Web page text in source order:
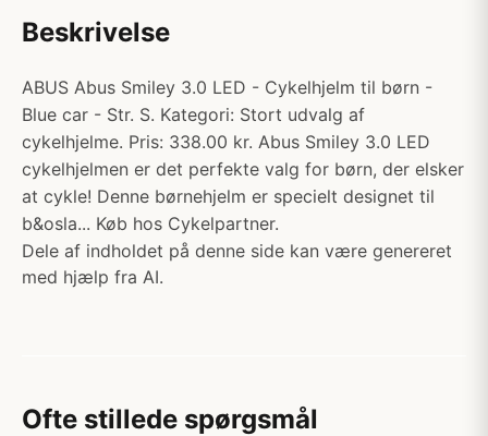
Beskrivelse
ABUS Abus Smiley 3.0 LED - Cykelhjelm til børn -
Blue car - Str. S. Kategori: Stort udvalg af
cykelhjelme. Pris: 338.00 kr. Abus Smiley 3.0 LED
cykelhjelmen er det perfekte valg for børn, der elsker
at cykle! Denne børnehjelm er specielt designet til
b&osla... Køb hos Cykelpartner.
Dele af indholdet på denne side kan være genereret
med hjælp fra AI.
Ofte stillede spørgsmål